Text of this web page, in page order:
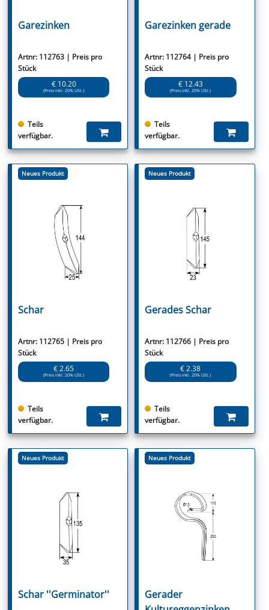
Garezinken
Artnr: 112763 | Preis pro
Stück
€ 10.20
(Preis inkl. 20% USt.)
Teils
verfügbar.
Garezinken gerade
Artnr: 112764 | Preis pro
Stück
€ 12.43
(Preis inkl. 20% USt.)
Teils
verfügbar.
Neues Produkt
Schar
Artnr: 112765 | Preis pro
Stück
€ 2.65
(Preis inkl. 20% USt.)
Teils
verfügbar.
Neues Produkt
Gerades Schar
Artnr: 112766 | Preis pro
Stück
€ 2.38
(Preis inkl. 20% USt.)
Teils
verfügbar.
Neues Produkt
Schar ''Germinator''
Neues Produkt
Gerader